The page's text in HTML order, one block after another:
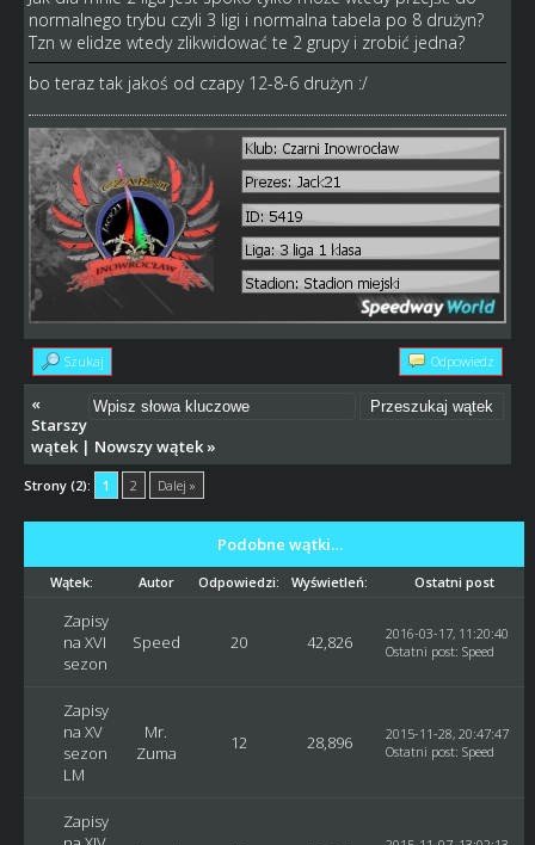
normalnego trybu czyli 3 ligi i normalna tabela po 8 drużyn?
Tzn w elidze wtedy zlikwidować te 2 grupy i zrobić jedna?
bo teraz tak jakoś od czapy 12-8-6 drużyn :/
Szukaj Odpowiedz
«
Starszy
wątek| Nowszy wątek»
Strony (2): 1 2 Dalej »
Podobne wątki…
Wątek: Autor Odpowiedzi: Wyświetleń: Ostatni post
Zapisy
na XVI
sezon
Speed 20 42,826
2016-03-17, 11:20:40
Ostatni post: Speed
Zapisy
na XV
sezon
LM
Mr.
Zuma
12 28,896
2015-11-28, 20:47:47
Ostatni post: Speed
Zapisy